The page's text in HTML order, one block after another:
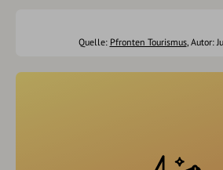
Quelle: Pfronten Tourismus, Autor: